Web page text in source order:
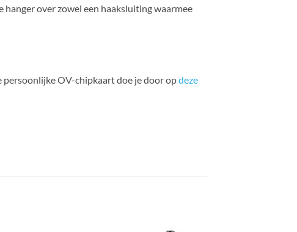
hanger over zowel een haaksluiting waarmee
persoonlijke OV-chipkaart doe je door opdeze